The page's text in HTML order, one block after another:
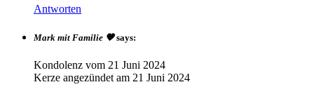
Antworten
Mark mit Familie 🧡 says:
Kondolenz vom 21 Juni 2024
Kerze angezündet am 21 Juni 2024